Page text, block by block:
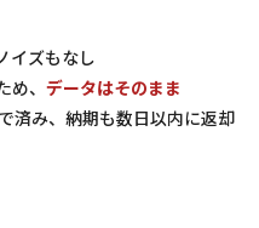
イズもなし
、 データはそのまま
済み、納期も数日以内に返却